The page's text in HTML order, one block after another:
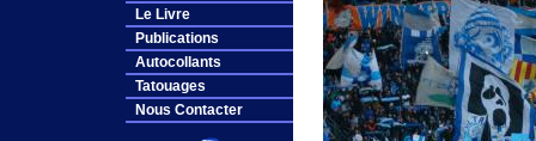
Le Livre
Publications
Autocollants
Tatouages
Nous Contacter